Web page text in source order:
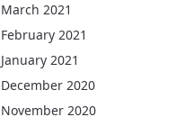
March 2021
February 2021
January 2021
December 2020
November 2020